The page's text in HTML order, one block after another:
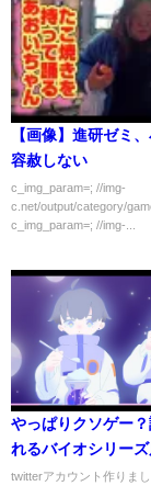
【画像】進研ゼミ
容赦しない
c_img_param=; //img-
c.net/output/category/
c_img_param=; //img-...
やっぱりクソゲー
れるバイオシリー
作！【バイオハザー
twitterアカウント作りま